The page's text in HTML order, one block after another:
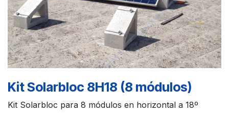
Kit Solarbloc 8H18 (8 módulos)
Kit Solarbloc para 8 módulos en horizontal a 18º